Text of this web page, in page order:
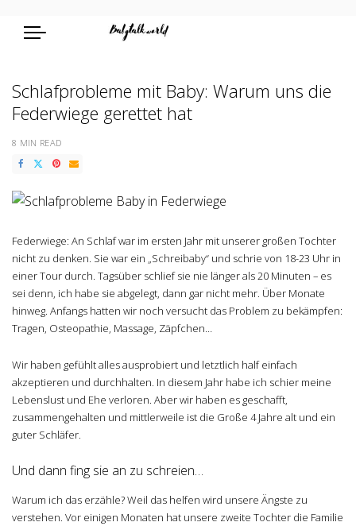
Schlafprobleme mit Baby: Warum uns die
Federwiege gerettet hat
8 MIN READ
Federwiege: An Schlaf war im ersten Jahr mit unserer großen Tochter
nicht zu denken. Sie war ein „Schreibaby“ und schrie von 18-23 Uhr in
einer Tour durch. Tagsüber schlief sie nie länger als 20 Minuten – es
sei denn, ich habe sie abgelegt, dann gar nicht mehr. Über Monate
hinweg. Anfangs hatten wir noch versucht das Problem zu bekämpfen:
Tragen, Osteopathie, Massage, Zäpfchen…
Wir haben gefühlt alles ausprobiert und letztlich half einfach
akzeptieren und durchhalten. In diesem Jahr habe ich schier meine
Lebenslust und Ehe verloren. Aber wir haben es geschafft,
zusammengehalten und mittlerweile ist die Große 4 Jahre alt und ein
guter Schläfer.
Und dann fing sie an zu schreien…
Warum ich das erzähle? Weil das helfen wird unsere Ängste zu
verstehen. Vor einigen Monaten hat unsere zweite Tochter die Familie